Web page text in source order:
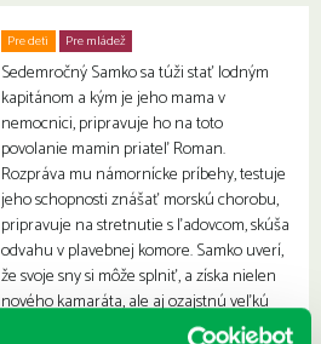
Pre deti Pre mládež
Sedemročný Samko sa túži stať lodným
kapitánom a kým je jeho mama v
nemocnici, pripravuje ho na toto
povolanie mamin priateľ Roman.
Rozpráva mu námornícke príbehy, testuje
jeho schopnosti znášať morskú chorobu,
pripravuje na stretnutie s ľadovcom, skúša
odvahu v plavebnej komore. Samko uverí,
že svoje sny si môže splniť, a získa nielen
nového kamaráta, ale aj ozajstnú veľkú